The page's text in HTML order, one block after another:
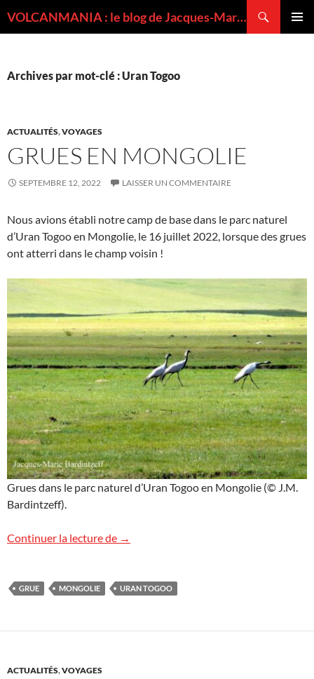
VOLCANMANIA : le blog de Jacques-Marie BARDINTZEFF, volcanologue
Archives par mot-clé : Uran Togoo
ACTUALITÉS,VOYAGES
GRUES EN MONGOLIE
SEPTEMBRE 12, 2022 LAISSER UN COMMENTAIRE
Nous avions établi notre camp de base dans le parc naturel
d’Uran Togoo en Mongolie, le 16 juillet 2022, lorsque des grues
ont atterri dans le champ voisin !
Grues dans le parc naturel d’Uran Togoo en Mongolie (© J.M.
Bardintzeff).
Continuer la lecture de Grues en Mongolie
→
GRUE MONGOLIE URAN TOGOO
ACTUALITÉS,VOYAGES